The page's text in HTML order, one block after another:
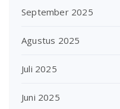
September 2025
Agustus 2025
Juli 2025
Juni 2025